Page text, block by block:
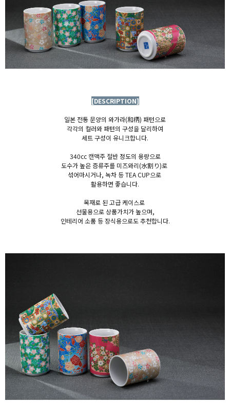
[DESCRIPTION]
일본 전통 문양의 와가라(和柄) 패턴으로
각각의 컬러와 패턴의 구성을 달리하여
세트 구성이 유니크합니다.
340cc 캔맥주 절반 정도의 용량으로
도수가 높은 증류주를 미즈와리(水割り)로
섞어마시거나, 녹차 등TEA CUP으로
활용하면 좋습니다.
목재로 된 고급 케이스로
선물용으로상품가치가 높으며,
인테리어 소품 등 장식용으로도 추천합니다.